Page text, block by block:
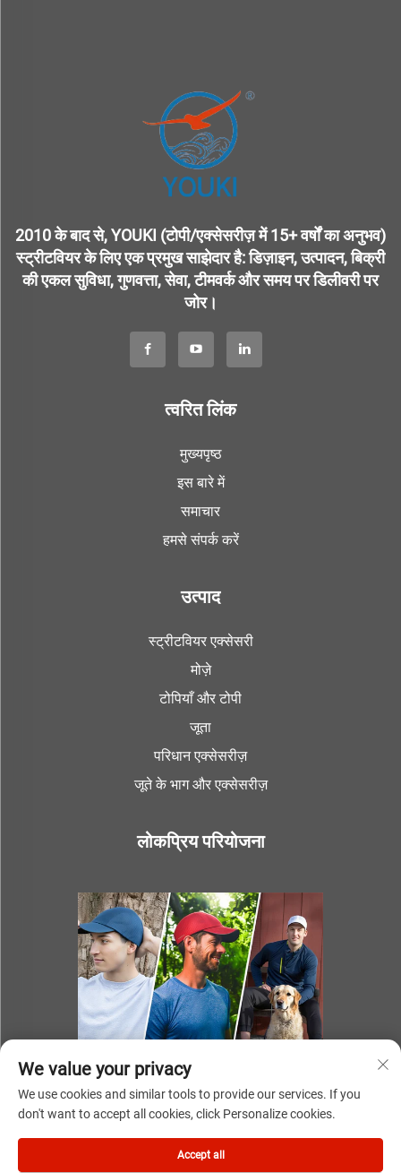
2010 के बाद से, YOUKI (टोपी/एक्सेसरीज़ में 15+ वर्षों का अनुभव)
स्ट्रीटवियर के लिए एक प्रमुख साझेदार है: डिज़ाइन, उत्पादन, बिक्री
की एकल सुविधा, गुणवत्ता, सेवा, टीमवर्क और समय पर डिलीवरी पर
जोर।
त्वरित लिंक
मुख्यपृष्ठ
इस बारे में
समाचार
हमसे संपर्क करें
उत्पाद
स्ट्रीटवियर एक्सेसरी
मोज़े
टोपियाँ और टोपी
जूता
परिधान एक्सेसरीज़
जूते के भाग और एक्सेसरीज़
लोकप्रिय परियोजना
© 2025 निंगबो यूकी यूनाइट आईएमपी एंड एक्सपी कंपनी लिमिटेड के स्वामित्व में
सभी अधिकार सुरक्षित
We value your privacy
We use cookies and similar tools to provide our services. If you
don't want to accept all cookies, click Personalize cookies.
Accept all